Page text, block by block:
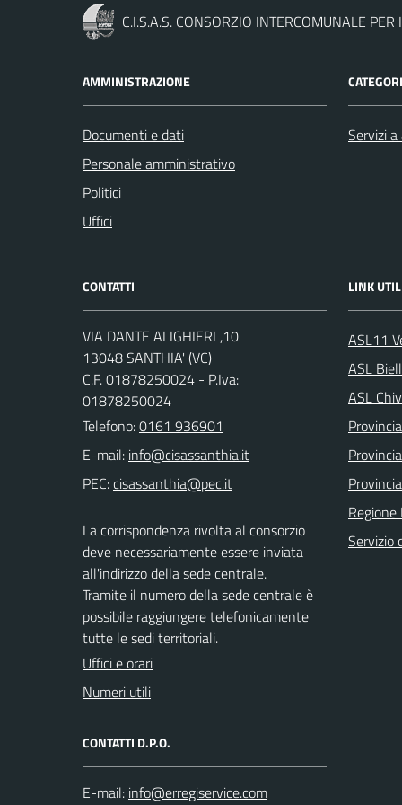
C.I.S.A.S. CONSORZIO INTERCOMUNALE
AMMINISTRAZIONE
Documenti e dati
Personale amministrativo
Politici
Uffici
Servizi
CONTATTI
VIA DANTE ALIGHIERI ,10
13048 SANTHIA' (VC)
C.F. 01878250024 - P.Iva:
01878250024
Telefono:0161 936901
E-mail:
PEC:
La corrispondenza rivolta al consorzio
deve necessariamente essere inviata
all'indirizzo della sede centrale.
Tramite il numero della sede centrale è
possibile raggiungere telefonicamente
tutte le sedi territoriali.
Uffici e orari
Numeri utili
CONTATTI D.P.O.
E-mail:
LINK
ASL11
ASL
ASL
Servizio